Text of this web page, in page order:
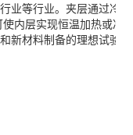
业等行业。夹层通过冷
内层实现恒温加热或冷
新材料制备的理想试验